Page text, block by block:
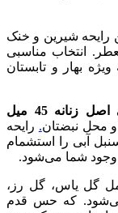
رایحه شیرین و خنک
انتخاب مناسبی
بهار و تابستان
ادکلن کاترین رساسی اصل زنانه 45 میل
محل نبضتان. رایحه
سنبل آبی را استشمام
وجود شما می‌شود.
گل یاس، گل رز،
که حس قدم